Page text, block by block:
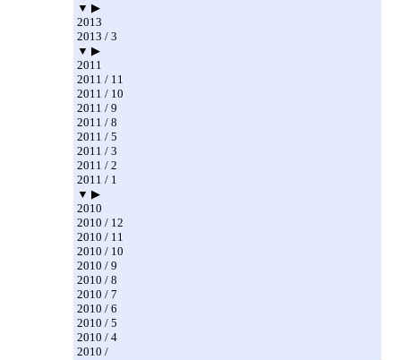
▼ ▶
2013
2013 / 3
▼ ▶
2011
2011 / 11
2011 / 10
2011 / 9
2011 / 8
2011 / 5
2011 / 3
2011 / 2
2011 / 1
▼ ▶
2010
2010 / 12
2010 / 11
2010 / 10
2010 / 9
2010 / 8
2010 / 7
2010 / 6
2010 / 5
2010 / 4
2010 /